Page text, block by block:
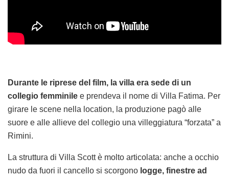
Durante le riprese del film, la villa era sede di un
collegio femminile e prendeva il nome di Villa Fatima. Per
girare le scene nella location, la produzione pagò alle
suore e alle allieve del collegio una villeggiatura “forzata” a
Rimini.
La struttura di Villa Scott è molto articolata: anche a occhio
nudo da fuori il cancello si scorgono logge, finestre ad